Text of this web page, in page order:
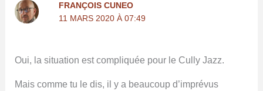
FRANÇOIS CUNEO
11 MARS 2020 À 07:49
Oui, la situation est compliquée pour le Cully Jazz.
Mais comme tu le dis, il y a beaucoup d’imprévus